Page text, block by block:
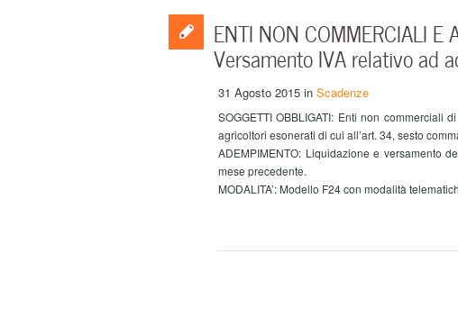
ENTI NON COMMERCIALI E
Versamento IVA relativo ad
31 Agosto 2015 in Scadenze
SOGGETTI OBBLIGATI: Enti non commerciali
agricoltori esonerati di cui all’art. 34, sesto
ADEMPIMENTO: Liquidazione e versamento
mese precedente.
MODALITA’: Modello F24 con modalità